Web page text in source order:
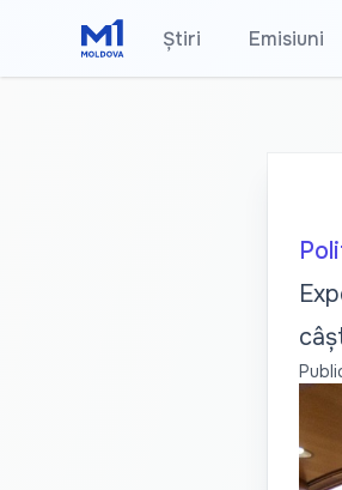
Știri Emisiuni